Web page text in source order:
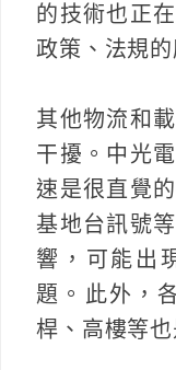
的技術也正
政策、法規的
其他物流和
干擾。中光
速是很直覺
基地台訊號
響，可能出
題。此外，
桿、高樓等也